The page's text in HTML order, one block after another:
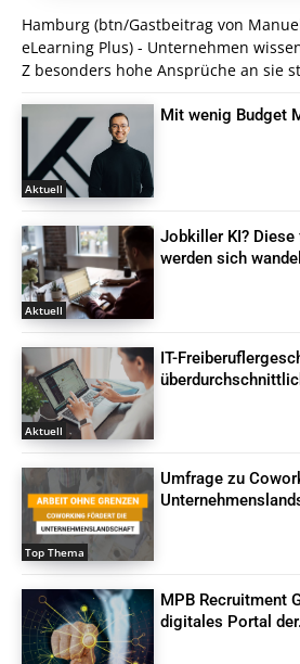
Hamburg (btn/Gastbeitrag von
eLearning Plus) - Unternehmen
Z besonders hohe Ansprüche an sie
Aktuell
Mit wenig Budget
Aktuell
Jobkiller KI?
werden sich
Aktuell
IT-
Top Thema
Umfrage zu
MPB Recruitment
digitales Portal